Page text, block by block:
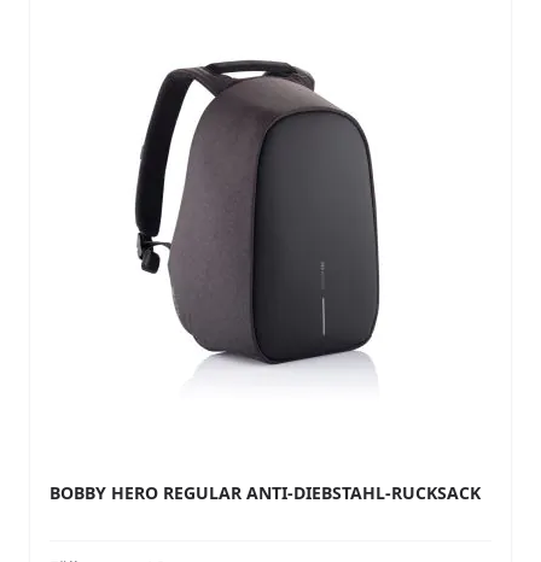
BOBBY HERO REGULAR ANTI-DIEBSTAHL-RUCKSACK